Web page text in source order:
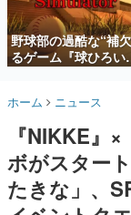
殿
SNS
ど。
事を
名作
きま
赫本
この
の形
野球部の過酷な“補
るゲーム『球ひろい
Simulator』が「1件
対応しSNSで話題に
プロ野球選手から称
ホーム ニュース
『NIKKE』
ボがスター
たきな」、